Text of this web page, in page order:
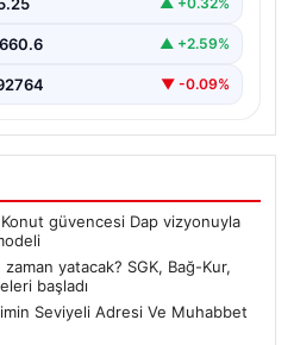
▲ +2.59%
▼ -0.09%
Konut güvencesi Dap vizyonuyla
yatacak? SGK, Bağ-Kur,
başladı
Seviyeli Adresi Ve Muhabbet